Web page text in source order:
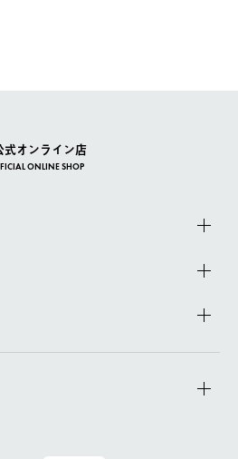
だき、ご希望商品を再注文してくだ
式オンライン店
ONLINE SHOP